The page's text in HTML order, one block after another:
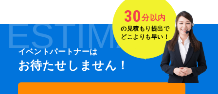
ESTIMATE
イベントパートナーは
お待たせしません！
30分以内
の見積もり提出で
どこよりも早い！